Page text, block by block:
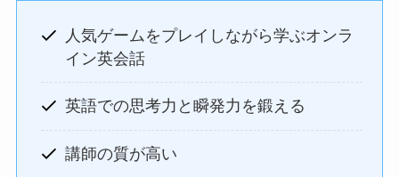
人気ゲームをプレイしながら学ぶオンラ
イン英会話
英語での思考力と瞬発力を鍛える
講師の質が高い